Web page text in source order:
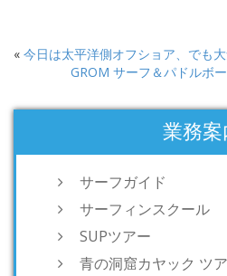
« 今日は太平洋側オフショア、でも
GROM サーフ＆パドルボ
業務案
サーフガイド
サーフィンスクール
SUPツアー
青の洞窟カヤック ツ